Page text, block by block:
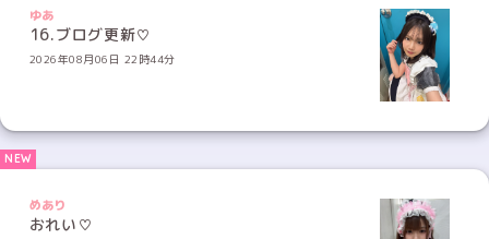
ゆあ
16.ブログ更新♡
2026年08月06日 22時44分
めあり
おれい♡